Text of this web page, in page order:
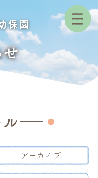
保園
せ
ル
アーカイブ